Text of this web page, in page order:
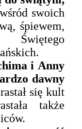
swoich
śpiewem,
i Anny
dawny
się kult
także